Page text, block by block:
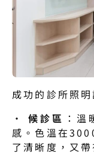
成功的診所照
· 候診區 ：
感。色溫在
了清晰度，又